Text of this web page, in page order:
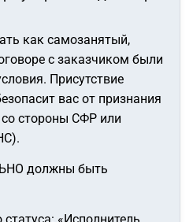
как самозанятый,
с заказчиком были
Присутствие
вас от признания
стороны СФР или
должны быть